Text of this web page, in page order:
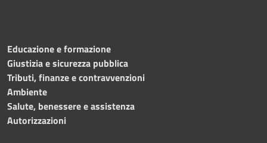
Educazione e formazione
Giustizia e sicurezza pubblica
Tributi, finanze e contravvenzioni
Ambiente
Salute, benessere e assistenza
Autorizzazioni